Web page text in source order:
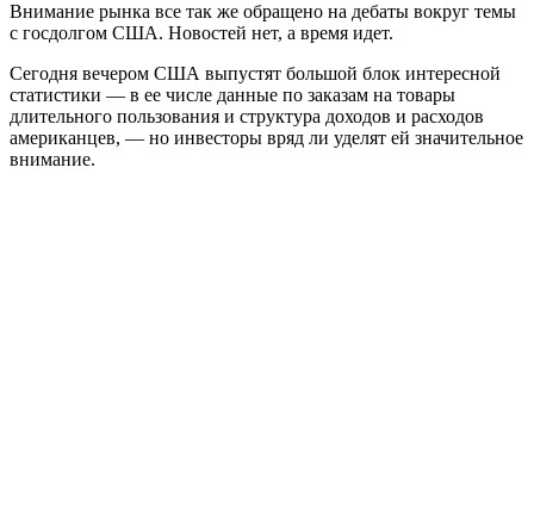
Внимание рынка все так же обращено на дебаты вокруг темы
с госдолгом США. Новостей нет, а время идет.
Сегодня вечером США выпустят большой блок интересной
статистики — в ее числе данные по заказам на товары
длительного пользования и структура доходов и расходов
американцев, — но инвесторы вряд ли уделят ей значительное
внимание.